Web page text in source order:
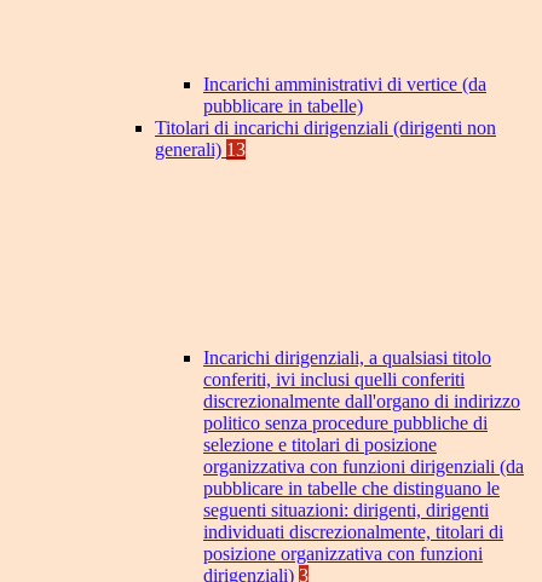
Incarichi amministrativi di vertice (da
pubblicare in tabelle)
Titolari di incarichi dirigenziali (dirigenti non
generali) 13
Incarichi dirigenziali, a qualsiasi titolo
conferiti, ivi inclusi quelli conferiti
discrezionalmente dall'organo di indirizzo
politico senza procedure pubbliche di
selezione e titolari di posizione
organizzativa con funzioni dirigenziali (da
pubblicare in tabelle che distinguano le
seguenti situazioni: dirigenti, dirigenti
individuati discrezionalmente, titolari di
posizione organizzativa con funzioni
dirigenziali) 3